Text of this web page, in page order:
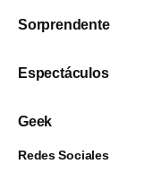
Sorprendente
Espectáculos
Geek
Redes Sociales